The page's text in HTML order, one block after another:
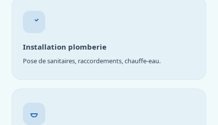
Installation plomberie
Pose de sanitaires, raccordements, chauffe-eau.